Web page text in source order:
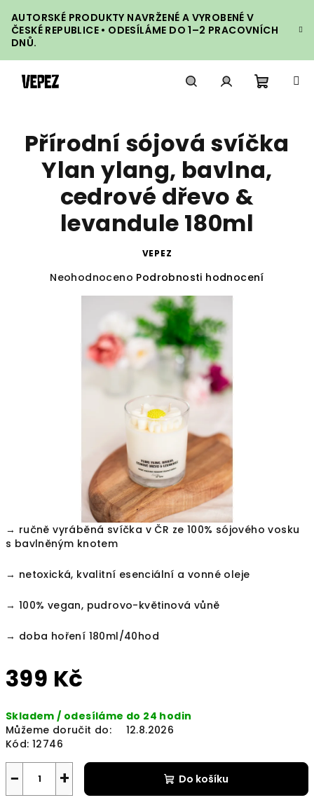
na
obsah
AUTORSKÉ PRODUKTY NAVRŽENÉ A VYROBENÉ V
ČESKÉ REPUBLICE • ODESÍLÁME DO 1–2 PRACOVNÍCH
DNŮ.
košík
→ ručně vyráběná svíčka v ČR ze 100% sójového vosku
s bavlněným knotem
→ netoxická, kvalitní esenciální a vonné oleje
→ 100% vegan, pudrovo-květinová vůně
→ doba hoření 180ml/40hod
399 Kč
cena:
Skladem / odesíláme do 24 hodin
Můžeme doručit do:
12.8.2026
Kód: 12746
+
− Do košíku
Přírodní sójová svíčka
Ylan ylang, bavlna,
cedrové dřevo &
levandule 180ml
VEPEZ
Průměrné
Neohodnoceno Podrobnosti hodnocení